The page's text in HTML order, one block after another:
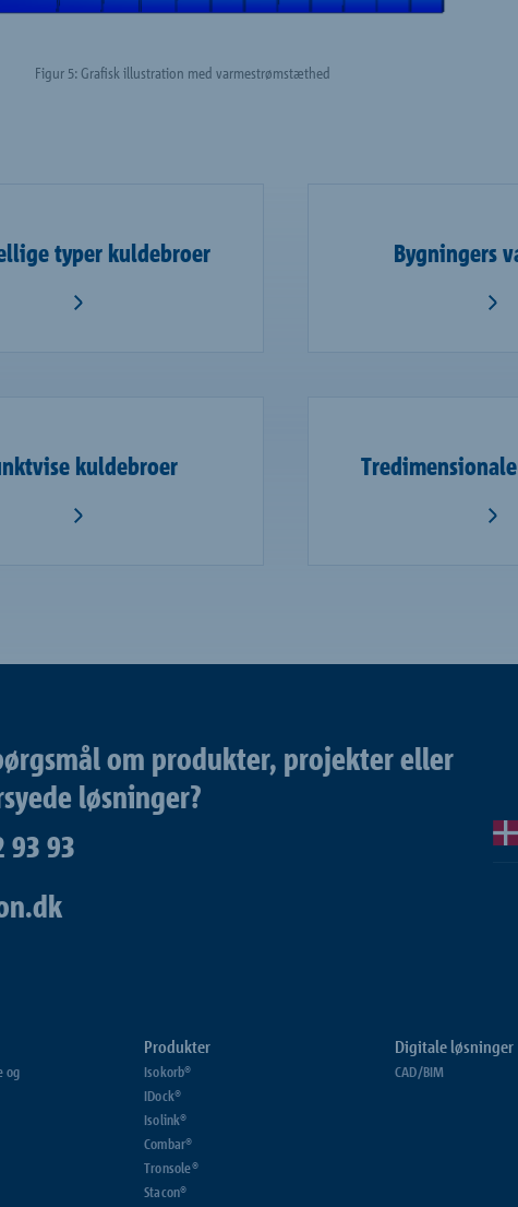
Figur 5: Grafisk illustration med varmestrømstæthed
typer kuldebroer Bygningers
kuldebroer
om produkter, projekter eller
løsninger?
93 93
og
Produkter
Isokorb®
IDock®
Isolink®
Combar®
Tronsole®
Stacon®
Digitale løsninger
CAD/BIM